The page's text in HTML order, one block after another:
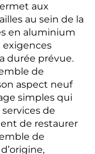
aux
au sein de la
en aluminium
exigences
durée prévue.
de
aspect neuf
simples qui
de
de restaurer
de